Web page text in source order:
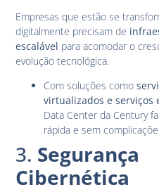
Empresas que estão se
digitalmente precisam de
escalável para acomodar o
evolução tecnológica.
Com soluções como
virtualizados e serviços
Data Center da Century
rápida e sem
3. Segurança
Cibernética